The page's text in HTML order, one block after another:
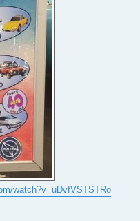
watch?v=uDvfVSTSTRo‌